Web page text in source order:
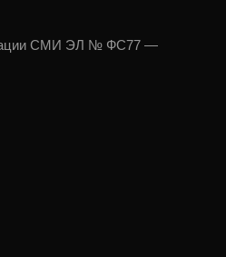
СМИ ЭЛ № ФС77 —